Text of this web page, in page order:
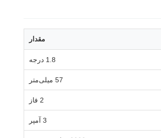
مقدار
1.8 درجه
57 میلی‌متر
2 فاز
3 آمپر